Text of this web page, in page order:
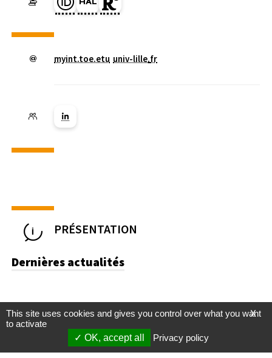
Page Orcid du membre (Ouverture dans une nouvelle fenêtre)
HAL myint_toe (Ouverture dans une nouvelle fenêtre)
Page Researchgate du membre (Ouverture dans
myint.toe.etu univ-lille.fr
Lien vers la page Linkedin ( Nouvelle fenêtre)
PRÉSENTATION
Dernières actualités
X
This site uses cookies and gives you control over what you want
to activate
OK, accept all
Privacy policy